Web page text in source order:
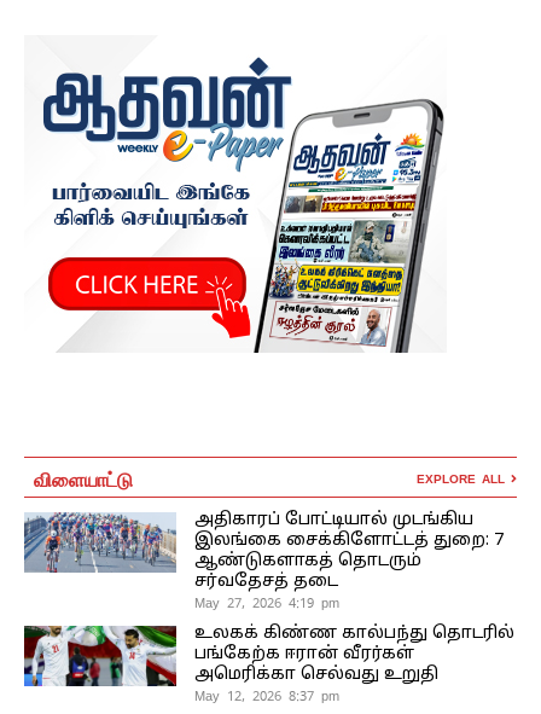
விளையாட்டு EXPLORE ALL
அதிகாரப் போட்டியால் முடங்கிய
இலங்கை சைக்கிளோட்டத் துறை: 7
ஆண்டுகளாகத் தொடரும்
சர்வதேசத் தடை
May 27, 2026 4:19 pm
உலகக் கிண்ண கால்பந்து தொடரில்
பங்கேற்க ஈரான் வீரர்கள்
அமெரிக்கா செல்வது உறுதி
May 12, 2026 8:37 pm